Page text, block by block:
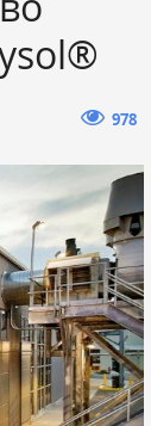
978